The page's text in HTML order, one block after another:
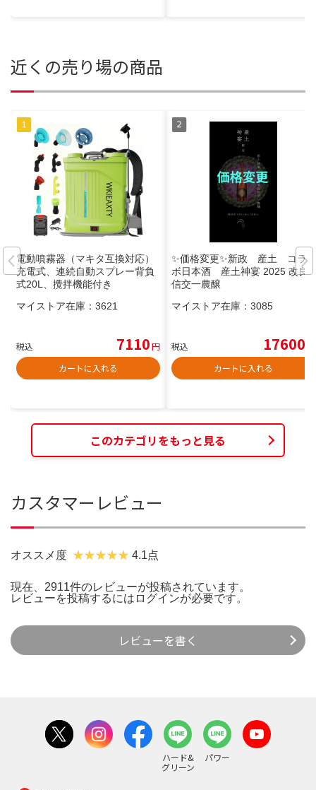
近くの売り場の商品
電動噴霧器（マキタ互換対応）
充電式、連続自動スプレー背負
式20L、攪拌機能付き
マイストア在庫： 3621
税込 7110円
カートに入れる
✨価格変更✨新政 産土 コラ
ボ日本酒 産土神宴 2025 改良
信交一農醸
マイストア在庫： 3085
税込 17600
カートに入れる
このカテゴリをもっと見る
カスタマーレビュー
オススメ度 4.1点
現在、2911件のレビューが投稿されています。
レビューを投稿するには ログインが必要です。
レビューを書く
ハード&
グリーン
パワー